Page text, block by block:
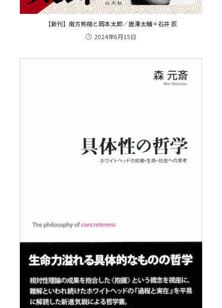
【新刊】南方熊楠と岡本太郎／唐澤太輔＋石井 匠
2024年6月15日